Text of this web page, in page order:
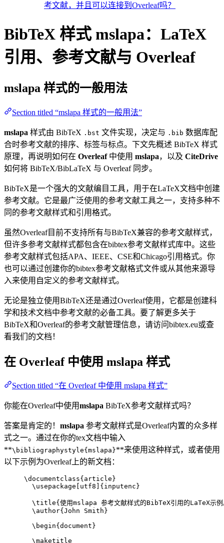
考文献，并且可以连接到Overleaf吗？
BibTeX 样式 mslapa：LaTeX
引用、参考文献与 Overleaf
mslapa 样式的一般用法
Section titled “mslapa 样式的一般用法”
mslapa 样式由 BibTeX .bst 文件实现，决定与 .bib 数据库配
合时参考文献的排序、标签与标点。下文先概述 BibTeX 样式
原理，再说明如何在 Overleaf中使用 mslapa，以及 CiteDrive
如何将 BibTeX/BibLaTeX 与 Overleaf 同步。
BibTeX是一个强大的文献编目工具，用于在LaTeX文档中创建
参考文献。它是最广泛使用的参考文献工具之一，支持多种不
同的参考文献样式和引用格式。
虽然Overleaf目前不支持所有与BibTeX兼容的参考文献样式，
但许多参考文献样式都包含在bibtex参考文献样式库中。这些
参考文献样式包括APA、IEEE、CSE和Chicago引用格式。你
也可以通过创建你的bibtex参考文献格式文件或从其他来源导
入来使用自定义的参考文献样式。
无论是独立使用BibTeX还是通过Overleaf使用，它都是创建科
学和技术文档中参考文献的必备工具。要了解更多关于
BibTeX和Overleaf的参考文献管理信息，请访问bibtex.eu或查
看我们的文档！
在 Overleaf 中使用 mslapa 样式
Section titled “在 Overleaf 中使用 mslapa 样式”
你能在Overleaf中使用mslapa BibTeX参考文献样式吗？
答案是肯定的！ mslapa 参考文献样式是Overleaf内置的众多样
式之一。通过在你的tex文档中输入
**\bibliographystyle{mslapa}**来使用这种样式，或者使用
以下示例为Overleaf上的新文档：
\documentclass{ article }
\usepackage
utf8 ]{ inputenc }
\title{使用mslapa 参考文献样式的BibTeX引用的LaTeX示
\author{John Smith}
\begin{ document }
\maketitle